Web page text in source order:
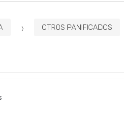
OTROS PANIFICADOS